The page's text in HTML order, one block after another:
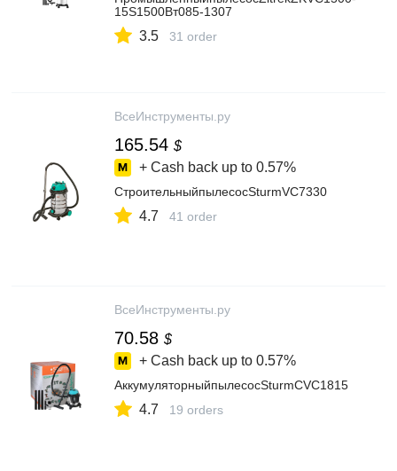
15S1500Вт085-1307
3.5 31 order
ВсеИнструменты.ру
165.54 $
+ Cash back up to 0.57%
СтроительныйпылесосSturmVC7330
4.7 41 order
ВсеИнструменты.ру
70.58 $
+ Cash back up to 0.57%
АккумуляторныйпылесосSturmCVC1815
4.7 19 orders